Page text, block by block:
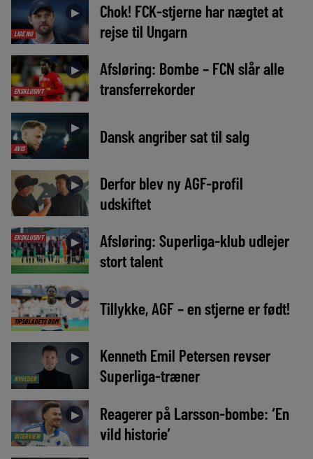
LIGE NU
►
Chok! FCK-stjerne har nægtet at
rejse til Ungarn
EKSKLUSIVT
►
Afsløring: Bombe – FCN slår alle
transferrekorder
AVIS
► Dansk angriber sat til salg
►
Derfor blev ny AGF-profil
udskiftet
EKSKLUSIVT ►
Afsløring: Superliga-klub udlejer
stort talent
TIPSBLADETS DOM
► Tillykke, AGF – en stjerne er født!
NYHEDER
►
Kenneth Emil Petersen revser
Superliga-træner
INTERVIEW
►
Reagerer på Larsson-bombe: ‘En
vild historie’